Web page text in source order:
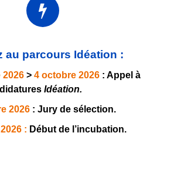
au parcours Idéation :
2026> 4 octobre 2026 : Appel à
Idéation.
2026: Jury de sélection.
: Début de l’incubation.